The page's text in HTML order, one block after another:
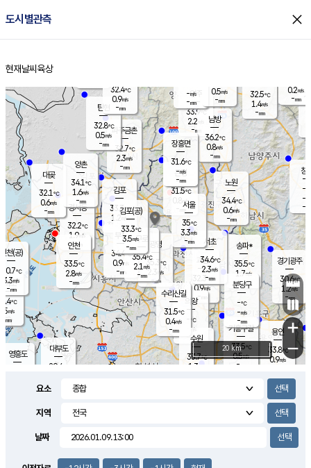
도시별관측 close
홈
현재날씨 육상
의도
℃
m/s
mm
영흥도
양주
33.9℃
2.2
-mm
과천
32.3℃
0.9m/s
- mm
용인
33.8℃
0.9m/s
경기광주
30.6℃
1.2m/s
-mm
1.5m/s
대부도
29.4
경서동
32.2℃
1.9m/s
-mm
파주금촌
32.7℃
2.3m/s
-mm
32.5℃
1.4m/s
-mm
대곶
32.1℃
0.6m/s
-mm
창
-
-m/
-
탄현
32.8℃
0.5m/s
-mm
0.2m/s
-mm
의왕
- ℃
m/s
mm
김포
33.3℃
1.2 m/s
mm
광명
35.3 ℃
2.3 m/s
-mm
부천
34.4℃
0.9m/s
-mm
양촌
34.1℃
1.6m/s
-mm
구로
35.4℃
2.1 m/s
-mm
은평
31.5℃
0.8 m/s
- mm
노원
34.4℃
0.6m/s
-mm
송파*
35.5℃
1.7m/s
-mm
서초
34.6℃
2.3m/s
-mm
남방
36.2℃
0.8m/s
-mm
기흥구갈
33.5℃
0.5m/s
-
수리산길
31.5℃
0.4m/s
-mm
분당구
-℃
-m/s
-mm
장흥면
31.6℃
-m/s
-mm
-m/s
-mm
인천(공)
30.7℃
3.3m/s
-mm
김포(공)
33.3℃
3.5m/s
-mm
수원
33.7℃
1.3 m/s
인천
33.5℃
2.8m/s
-mm
서울
35℃
3.3m/s
-mm
32.4℃
0.9m/s
-mm
0.5m/s
-mm
+
−
20 km
요소
지역
날짜